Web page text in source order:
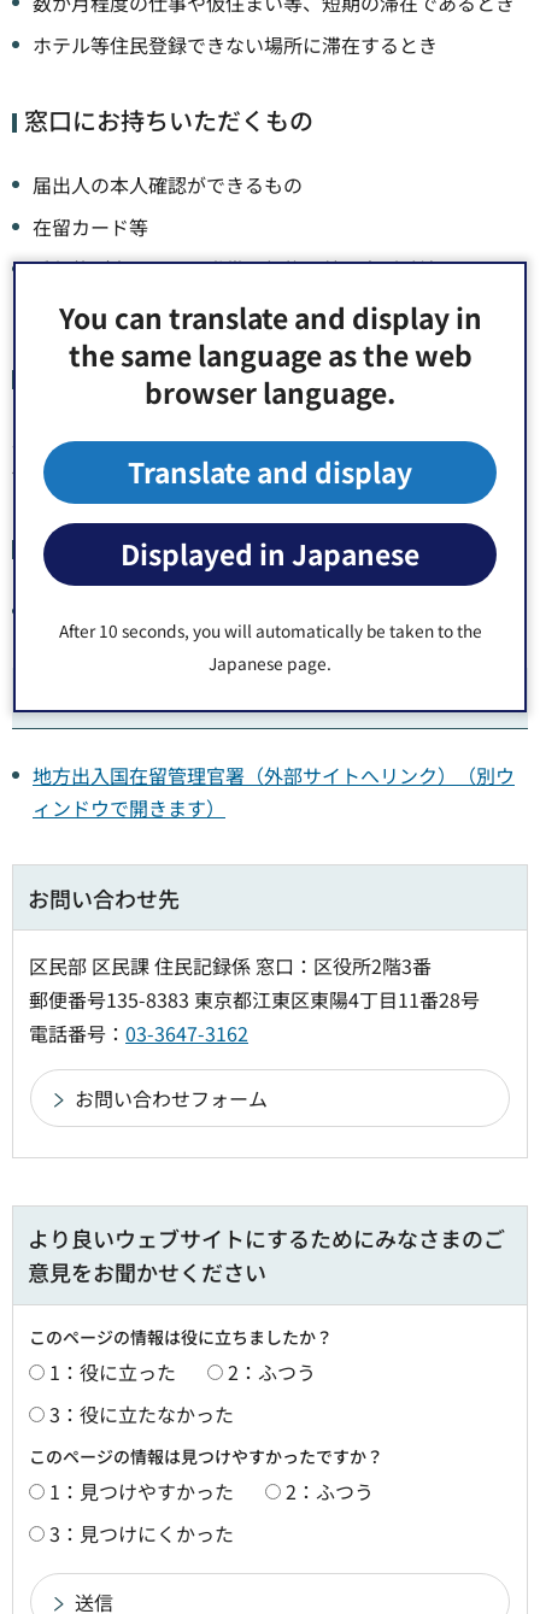
You can translate and display in
the same language as the web
browser language.
Translate and display
Displayed in Japanese
After 10 seconds, you will automatically be taken to the
Japanese page.
ホテル等住民登録できない場所に滞在するとき
窓口にお持ちいただくもの
届出人の本人確認ができるもの
在留カード等
委任状（本人や同一世帯の親族以外の方が手続きすると
き）
届出できる方
本人または同一世帯の親族の方、有効な委任状を持参した
代理人
受付期間
地方出入国在留管理官署（外部サイトへリンク）（別ウ
ィンドウで開きます）
お問い合わせ先
区民部 区民課 住民記録係 窓口：区役所2階3番
郵便番号135-8383 東京都江東区東陽4丁目11番28号
電話番号： 03-3647-3162
より良いウェブサイトにするためにみなさまのご
意見をお聞かせください
このページの情報は役に立ちましたか？
1：役に立った
2：ふつう
3：役に立たなかった
このページの情報は見つけやすかったですか？
1：見つけやすかった
2：ふつう
3：見つけにくかった